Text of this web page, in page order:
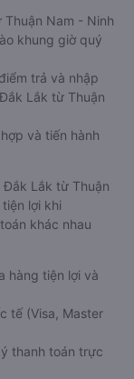
Nam - Ninh
khung giờ quý
trả và nhập
Lắk từ Thuận
và tiến hành
Lắk từ Thuận
lợi khi
khác nhau
hàng tiện lợi và
tế (Visa, Master
thanh toán trực